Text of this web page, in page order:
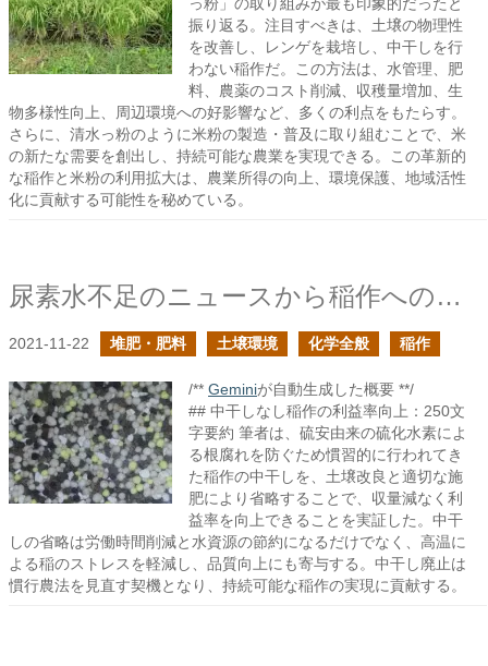
振り返る。注目すべきは、土壌の物理性
を改善し、レンゲを栽培し、中干しを行
わない稲作だ。この方法は、水管理、肥
料、農薬のコスト削減、収穫量増加、生
物多様性向上、周辺環境への好影響など、多くの利点をもたらす。
さらに、清水っ粉のように米粉の製造・普及に取り組むことで、米
の新たな需要を創出し、持続可能な農業を実現できる。この革新的
な稲作と米粉の利用拡大は、農業所得の向上、環境保護、地域活性
化に貢献する可能性を秘めている。
尿素水不足のニュースから稲作への影響を考える
2021-11-22 堆肥・肥料 土壌環境 化学全般 稲作
/** Geminiが自動生成した概要 **/
## 中干しなし稲作の利益率向上：250文
字要約 筆者は、硫安由来の硫化水素によ
る根腐れを防ぐため慣習的に行われてき
た稲作の中干しを、土壌改良と適切な施
肥により省略することで、収量減なく利
益率を向上できることを実証した。中干
しの省略は労働時間削減と水資源の節約になるだけでなく、高温に
よる稲のストレスを軽減し、品質向上にも寄与する。中干し廃止は
慣行農法を見直す契機となり、持続可能な稲作の実現に貢献する。